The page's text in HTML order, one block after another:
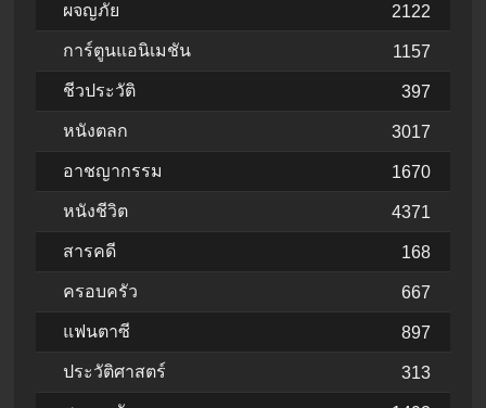
ผจญภัย 2122
การ์ตูนแอนิเมชัน 1157
ชีวประวัติ 397
หนังตลก 3017
อาชญากรรม 1670
หนังชีวิต 4371
สารคดี 168
ครอบครัว 667
แฟนตาซี 897
ประวัติศาสตร์ 313